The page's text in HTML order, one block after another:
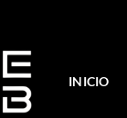
INICIO